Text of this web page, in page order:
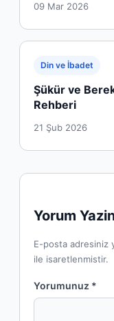
09 Mar 2026
Din ve İbadet
Şükür ve
Rehberi
21 Şub 2026
Yorum
E-posta adresiniz
ile isaretlenmistir.
Yorumunuz *